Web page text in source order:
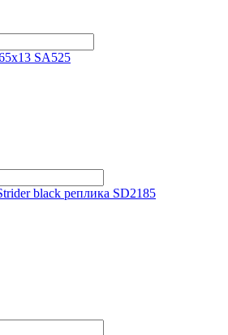
SA525
black реплика SD2185